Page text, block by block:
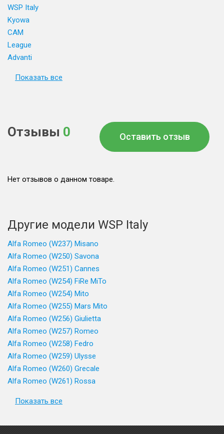
WSP Italy
Kyowa
CAM
League
Advanti
Показать все
Отзывы 0 Оставить отзыв
Нет отзывов о данном товаре.
Другие модели WSP Italy
Alfa Romeo (W237) Misano
Alfa Romeo (W250) Savona
Alfa Romeo (W251) Cannes
Alfa Romeo (W254) FiRe MiTo
Alfa Romeo (W254) Mito
Alfa Romeo (W255) Mars Mito
Alfa Romeo (W256) Giulietta
Alfa Romeo (W257) Romeo
Alfa Romeo (W258) Fedro
Alfa Romeo (W259) Ulysse
Alfa Romeo (W260) Grecale
Alfa Romeo (W261) Rossa
Показать все